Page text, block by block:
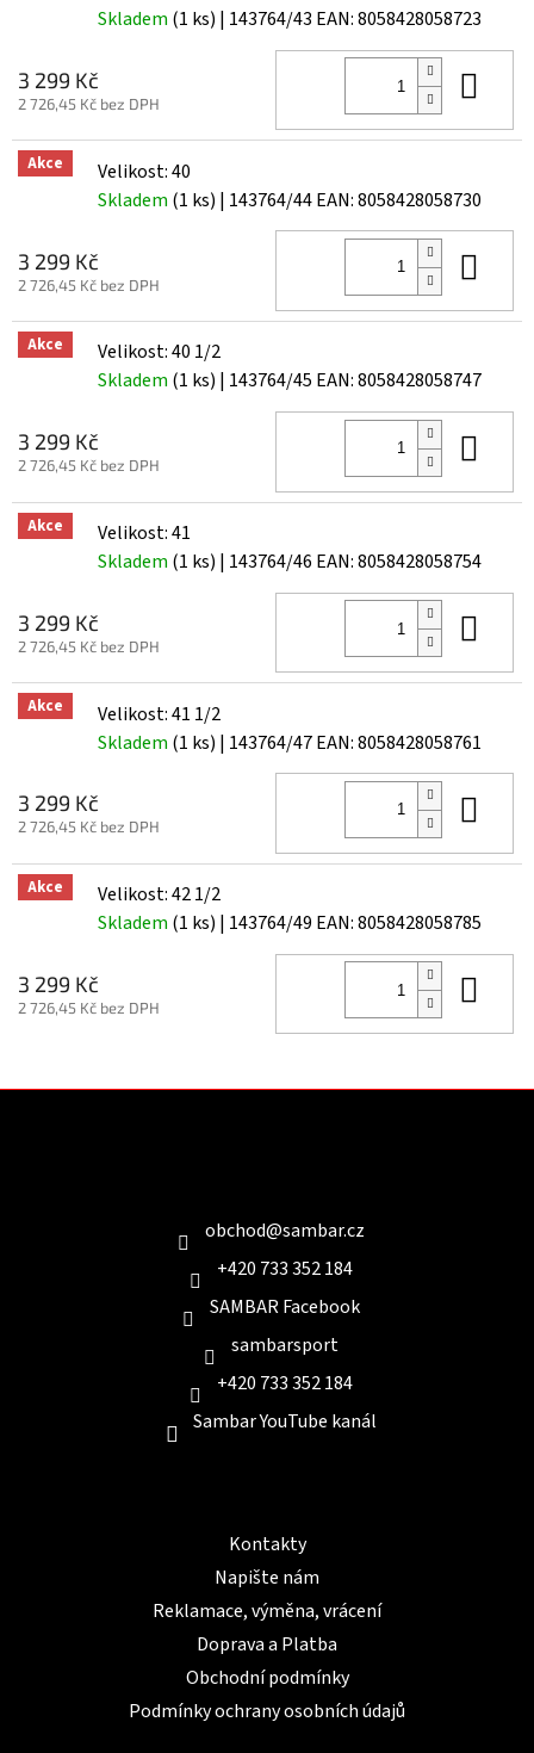
Skladem (1 ks) | 143764/43 EAN:8058428058723
3 299 Kč
2 726,45 Kč bez DPH
Akce
Velikost: 40
Skladem (1 ks) | 143764/44EAN:8058428058730
3 299 Kč
2 726,45 Kč bez DPH
Akce
Velikost: 40 1/2
Skladem (1 ks) | 143764/45 EAN:8058428058747
3 299 Kč
2 726,45 Kč bez DPH
Akce
Velikost: 41
Skladem (1 ks) | 143764/46 EAN:8058428058754
3 299 Kč
2 726,45 Kč bez DPH
Akce
Velikost: 41 1/2
Skladem (1 ks) | 143764/47EAN:8058428058761
3 299 Kč
2 726,45 Kč bez DPH
Akce
Velikost: 42 1/2
Skladem (1 ks) | 143764/49 EAN:8058428058785
3 299 Kč
2 726,45 Kč bez DPH
obchod@sambar.cz
+420 733 352 184
SAMBAR Facebook
sambarsport
+420 733 352 184
Sambar YouTube kanál
Kontakty
Napište nám
Reklamace, výměna, vrácení
Doprava a Platba
Obchodní podmínky
Podmínky ochrany osobních údajů